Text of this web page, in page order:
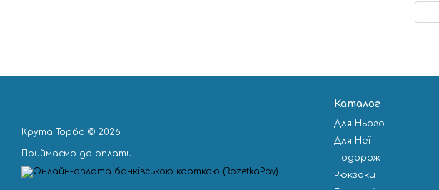
Крута Торба © 2026
Приймаємо до оплати
Каталог
Для Нього
Для Неї
Подорож
Рюкзаки